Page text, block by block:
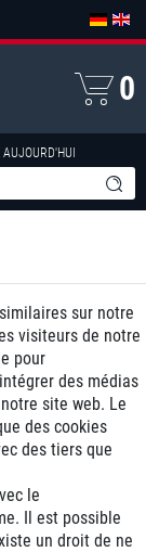
0
sur notre
visiteurs de notre
pour
des médias
site web. Le
des cookies
des tiers que
le
Il est possible
un droit de ne